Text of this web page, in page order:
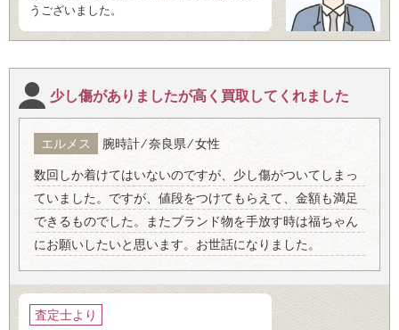
うございました。
少し傷がありましたが高く買取してくれました
エルメス 腕時計 ⁄ 奈良県 ⁄ 女性
数回しか着けてはいないのですが、少し傷がついてしまっ
ていました。ですが、値段をつけてもらえて、金額も満足
できるものでした。またブランド物を手放す時は福ちゃん
にお願いしたいと思います。お世話になりました。
査定士より